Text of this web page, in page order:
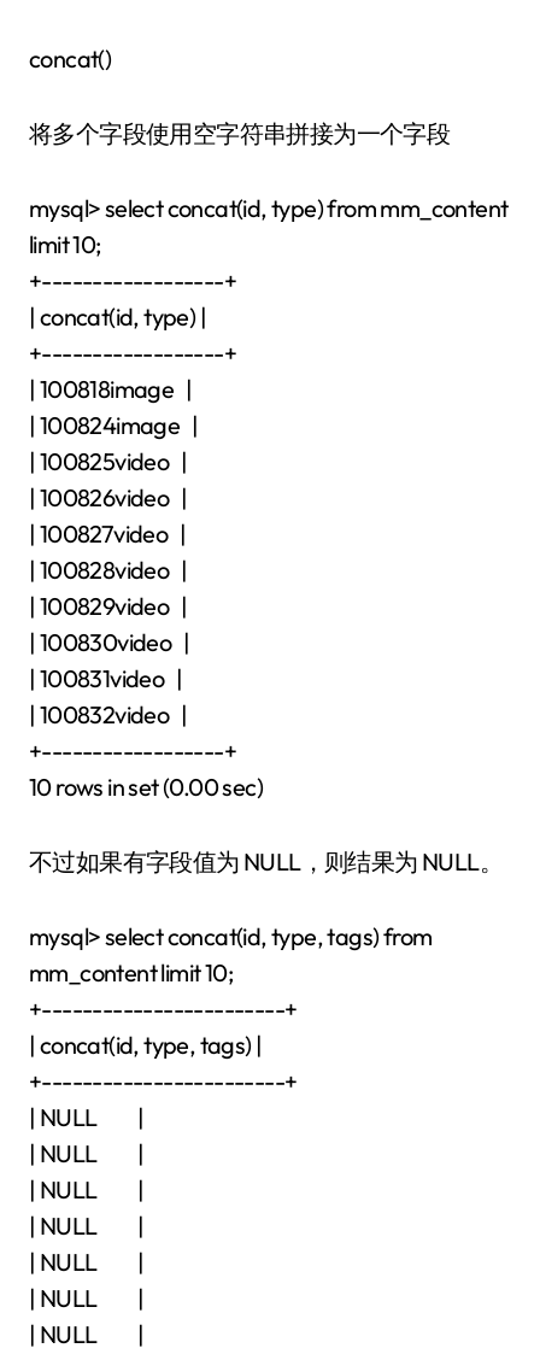
concat()
将多个字段使用空字符串拼接为一个字段
mysql> select concat(id, type) from mm_content
limit 10;
+------------------+
| concat(id, type) |
+------------------+
| 100818image |
| 100824image |
| 100825video |
| 100826video |
| 100827video |
| 100828video |
| 100829video |
| 100830video |
| 100831video |
| 100832video |
+------------------+
10 rows in set (0.00 sec)
不过如果有字段值为 NULL，则结果为 NULL。
mysql> select concat(id, type, tags) from
mm_content limit 10;
+------------------------+
| concat(id, type, tags) |
+------------------------+
| NULL |
| NULL |
| NULL |
| NULL |
| NULL |
| NULL |
| NULL |